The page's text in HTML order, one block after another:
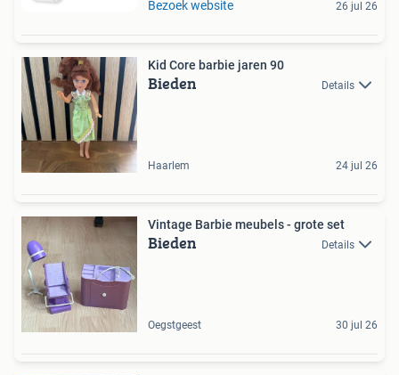
Bezoek website 26 jul 26
Kid Core barbie jaren 90
Bieden Details
Haarlem 24 jul 26
Vintage Barbie meubels - grote set
Bieden Details
Oegstgeest 30 jul 26